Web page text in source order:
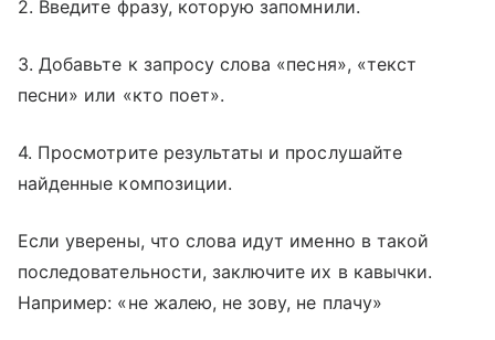
2. Введите фразу, которую запомнили.
3. Добавьте к запросу слова «песня», «текст
песни» или «кто поет».
4. Просмотрите результаты и прослушайте
найденные композиции.
Если уверены, что слова идут именно в такой
последовательности, заключите их в кавычки.
Например: «не жалею, не зову, не плачу»